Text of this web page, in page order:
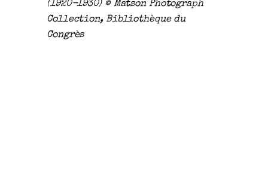
(1920-1930) © Matson Photograph
Collection, Bibliothèque du
Congrès